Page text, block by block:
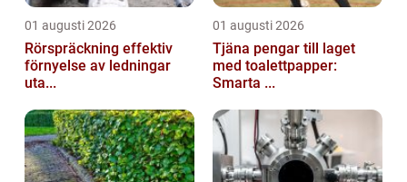
01 augusti 2026
Rörspräckning effektiv
förnyelse av ledningar
uta...
01 augusti 2026
Tjäna pengar till laget
med toalettpapper:
Smarta ...